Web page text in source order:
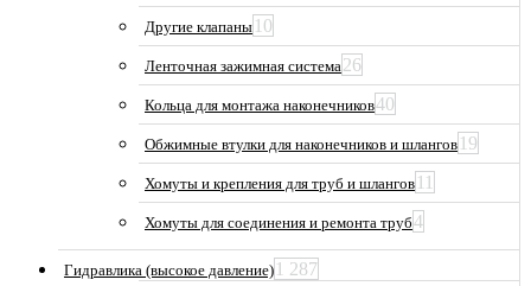
Другие клапаны 10
Ленточная зажимная система26
Кольца для монтажа наконечников40
Обжимные втулки для наконечников и шлангов 19
Хомуты и крепления для труб и шлангов 11
Хомуты для соединения и ремонта труб4
Гидравлика (высокое давление) 1 287